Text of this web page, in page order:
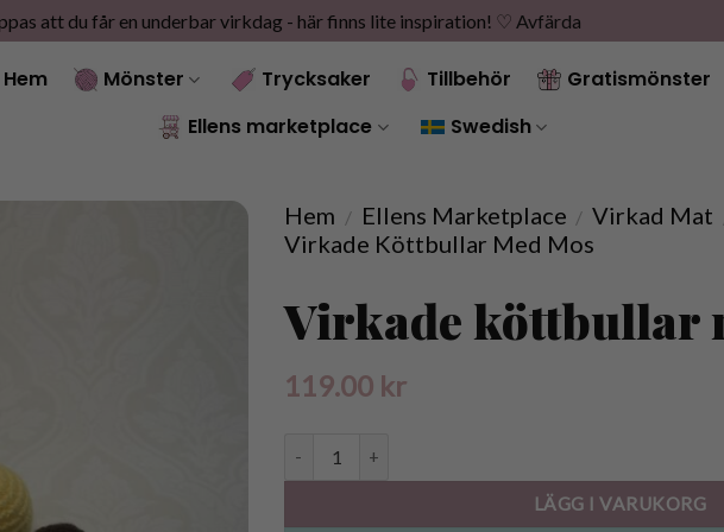
att du får en underbar virkdag - här finns lite inspiration! ♡ Avfärda
Hem Mönster Trycksaker Tillbehör
Gratismönster
Ellens marketplace
Swedish
Hem / Ellens Marketplace / Virkad Mat
Virkade Köttbullar Med Mos
Virkade köttbullar
119.00 kr
LÄGG I VARUKORG